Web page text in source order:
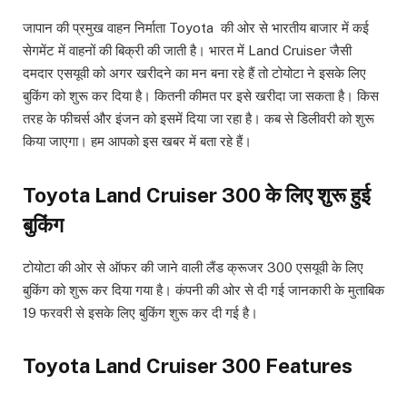
जापान की प्रमुख वाहन निर्माता Toyota की ओर से भारतीय बाजार में कई
सेगमेंट में वाहनों की बिक्री की जाती है। भारत में Land Cruiser जैसी
दमदार एसयूवी को अगर खरीदने का मन बना रहे हैं तो टोयोटा ने इसके लिए
बुकिंग को शुरू कर दिया है। कितनी कीमत पर इसे खरीदा जा सकता है। किस
तरह के फीचर्स और इंजन को इसमें दिया जा रहा है। कब से डिलीवरी को शुरू
किया जाएगा। हम आपको इस खबर में बता रहे हैं।
Toyota Land Cruiser 300 के लिए शुरू हुई
बुकिंग
टोयोटा की ओर से ऑफर की जाने वाली लैंड क्रूजर 300 एसयूवी के लिए
बुकिंग को शुरू कर दिया गया है। कंपनी की ओर से दी गई जानकारी के मुताबिक
19 फरवरी से इसके लिए बुकिंग शुरू कर दी गई है।
Toyota Land Cruiser 300 Features